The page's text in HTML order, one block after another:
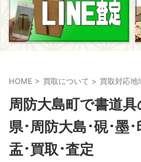
HOME > 買取について > 買取対応地
周防大島町で書道
県･周防大島･硯･墨
盂･買取･査定